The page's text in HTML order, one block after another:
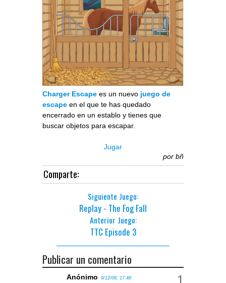
Charger Escape es un nuevo juego de
escape en el que te has quedado
encerrado en un establo y tienes que
buscar objetos para escapar.
Jugar
por bñ
Comparte:
Siguiente Juego:
Replay - The Fog Fall
Anterior Juego:
TTC Episode 3
Publicar un comentario
Anónimo 9/12/08, 17:48